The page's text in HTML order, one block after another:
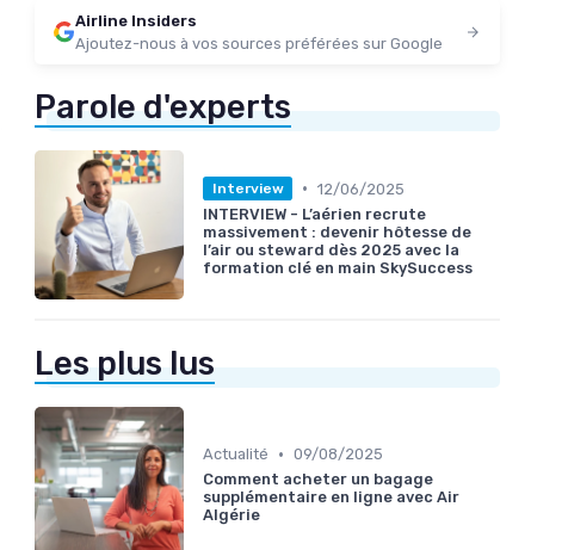
Airline Insiders
Ajoutez-nous à vos sources préférées sur Google
Parole d'experts
Interview • 12/06/2025
INTERVIEW - L’aérien recrute
massivement : devenir hôtesse de
l’air ou steward dès 2025 avec la
formation clé en main SkySuccess
Les plus lus
Actualité • 09/08/2025
Comment acheter un bagage
supplémentaire en ligne avec Air
Algérie